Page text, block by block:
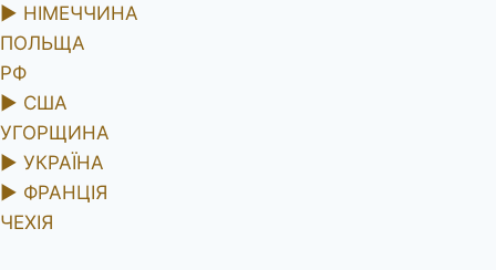
► НІМЕЧЧИНА
ПОЛЬЩА
РФ
► США
УГОРЩИНА
► УКРАЇНА
► ФРАНЦІЯ
ЧЕХІЯ